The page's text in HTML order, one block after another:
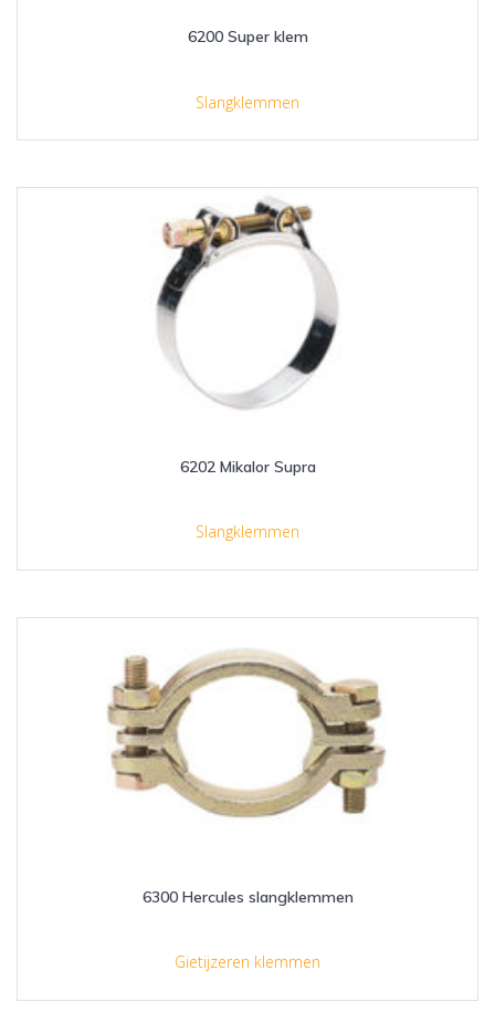
6200 Super klem
Slangklemmen
6202 Mikalor Supra
Slangklemmen
6300 Hercules slangklemmen
Gietijzeren klemmen